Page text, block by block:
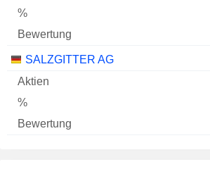
SALZGITTER AG